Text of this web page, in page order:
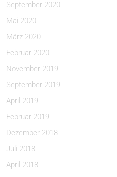
September 2020
Mai 2020
März 2020
Februar 2020
November 2019
September 2019
April 2019
Februar 2019
Dezember 2018
Juli 2018
April 2018